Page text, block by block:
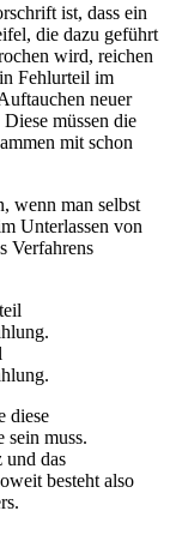
ist, dass ein
die dazu geführt
wird, reichen
Fehlurteil im
neuer
müssen die
mit schon
wenn man selbst
Unterlassen von
Verfahrens
diese
sein muss.
und das
besteht also